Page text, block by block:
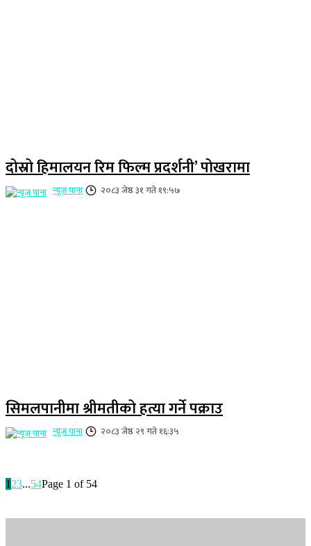
दोस्रो हिमालयन रिम फिल्म प्रदर्शनी’ पोखरामा
न्यूज पाना २०८३ जेष्ठ ३१ गते १९:५७
सिमलपानीमा श्रीमतीको हत्या गर्ने पक्राउ
न्यूज पाना २०८३ जेष्ठ २९ गते १६:३५
1 23...54Page 1 of 54